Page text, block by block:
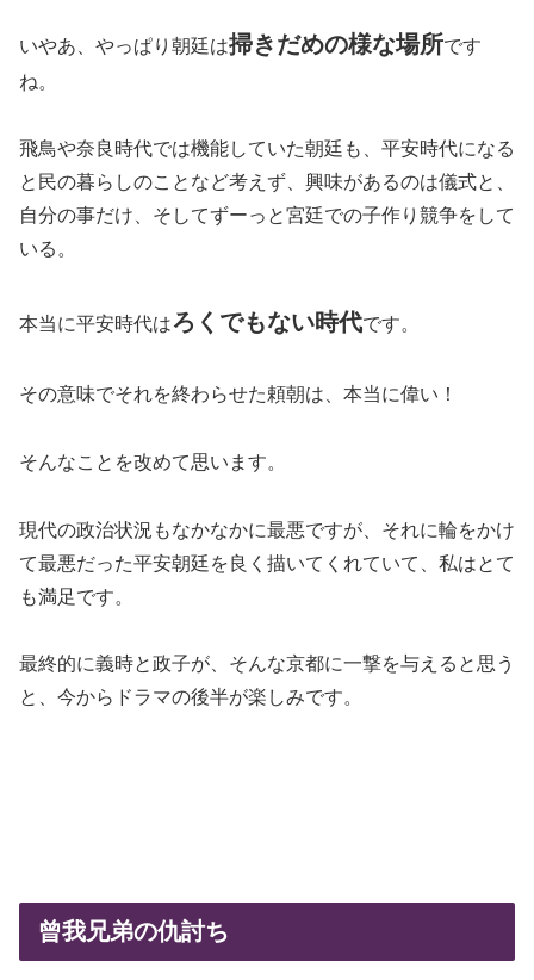
いやあ、やっぱり朝廷は掃きだめの様な場所です
ね。
飛鳥や奈良時代では機能していた朝廷も、平安時代になる
と民の暮らしのことなど考えず、興味があるのは儀式と、
自分の事だけ、そしてずーっと宮廷での子作り競争をして
いる。
本当に平安時代はろくでもない時代です。
その意味でそれを終わらせた頼朝は、本当に偉い！
そんなことを改めて思います。
現代の政治状況もなかなかに最悪ですが、それに輪をかけ
て最悪だった平安朝廷を良く描いてくれていて、私はとて
も満足です。
最終的に義時と政子が、そんな京都に一撃を与えると思う
と、今からドラマの後半が楽しみです。
曾我兄弟の仇討ち